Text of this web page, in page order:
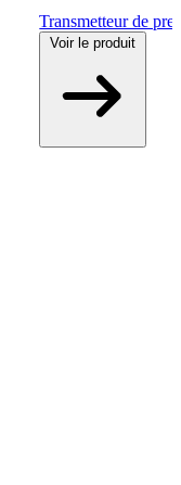
Transmetteur de
Voir le produit